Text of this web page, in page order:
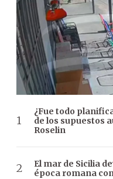
¿Fue todo
de los supuestos
Roselin
El mar de Sicilia
época romana